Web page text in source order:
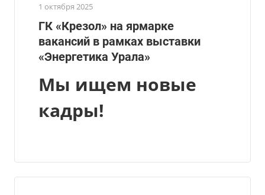
1 октября 2025
ГК «Крезол» на ярмарке
вакансий в рамках выставки
«Энергетика Урала»
Мы ищем новые
кадры!